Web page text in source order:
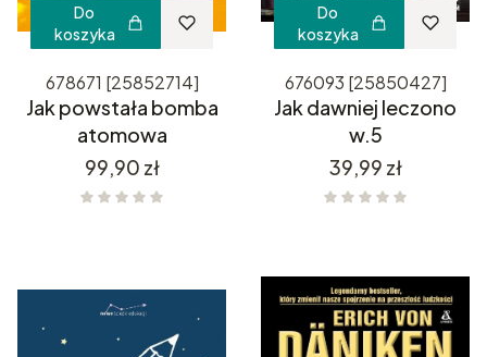
Do
koszyka
678671 [25852714]
Jak powstała bomba
atomowa
Cena
99,90 zł
Do
koszyka
676093 [25850427]
Jak dawniej leczono
w.5
Cena
39,99 zł